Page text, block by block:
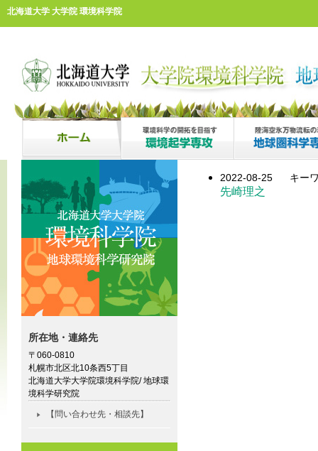
北海道大学 大学院 環境科学院
2022-08-25 キー
先崎理之
所在地・連絡先
〒060-0810
札幌市北区北10条西5丁目
北海道大学大学院環境科学院/ 地球環
境科学研究院
【問い合わせ先・相談先】